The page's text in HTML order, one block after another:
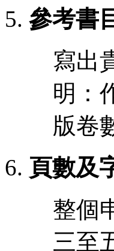
參考書
寫出
明：
版卷
頁數及
整個
三至